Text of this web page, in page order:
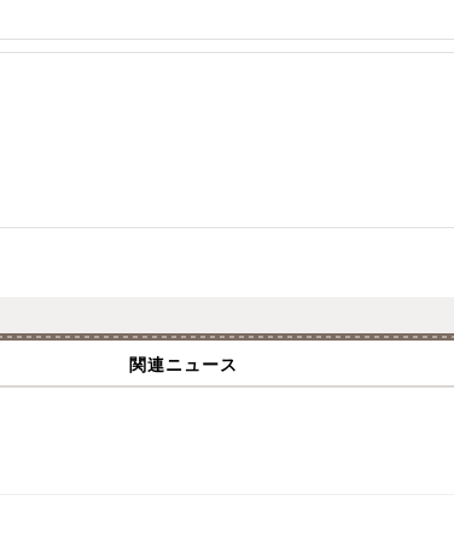
関連ニュース